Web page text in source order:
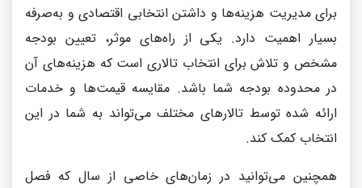
برای مدیریت هزینه‌ها و داشتن انتخابی اقتصادی و به‌صرفه
بسیار اهمیت دارد. یکی از راه‌های موثر، تعیین بودجه
مشخص و تلاش برای انتخاب تالاری است که هزینه‌های آن
در محدوده بودجه شما باشد. مقایسه قیمت‌ها و خدمات
ارائه شده توسط تالارهای مختلف می‌تواند به شما در این
انتخاب کمک کند.
همچنین می‌توانید در زمان‌های خاصی از سال که فصل